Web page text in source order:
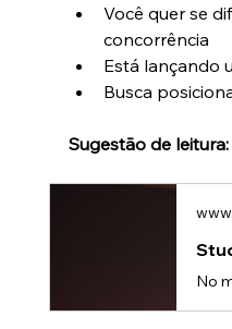
Você quer se
concorrência
Está lançando
Busca
Sugestão de leitura: